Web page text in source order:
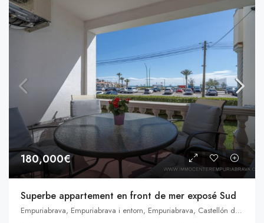
180,000€
Superbe appartement en front de mer exposé Sud
Empuriabrava, Empuriabrava i entorn, Empuriabrava, Castellón de Ampurias, Alto Ampurdán, Gerona, Cataluña, 17486, España